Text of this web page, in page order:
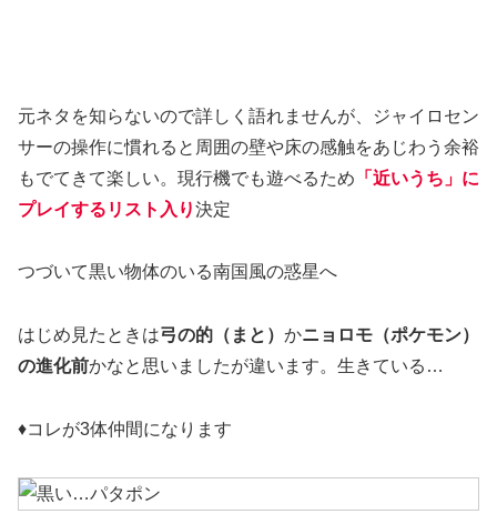
元ネタを知らないので詳しく語れませんが、ジャイロセン
サーの操作に慣れると周囲の壁や床の感触をあじわう余裕
もでてきて楽しい。現行機でも遊べるため 「近いうち」に
プレイするリスト入り決定
つづいて黒い物体のいる南国風の惑星へ
はじめ見たときは弓の的（まと） かニョロモ（ポケモン）
の進化前かなと思いましたが違います。生きている…
♦コレが3体仲間になります